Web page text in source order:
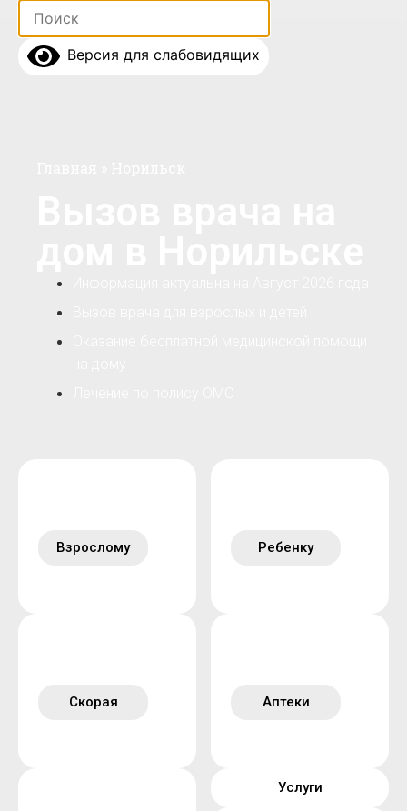
Версия для слабовидящих
Взрослому Ребенку
Скорая Аптеки
Услуги